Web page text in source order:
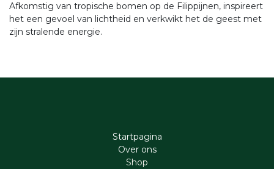
Afkomstig van tropische bomen op de Filippijnen, inspireert
het een gevoel van lichtheid en verkwikt het de geest met
zijn stralende energie.
Startpagina
Ove​r​ ons
Shop